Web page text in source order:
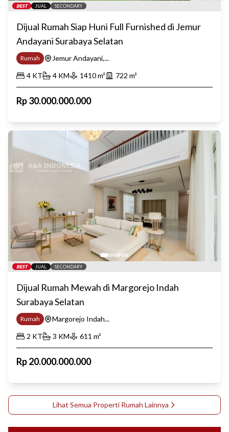
BEST JUAL SECONDARY
Dijual Rumah Siap Huni Full Furnished di Jemur
Andayani Surabaya Selatan
Rumah
Jemur Andayani,...
4 KT 4 KM 1410m² 722 m²
Rp30.000.000.000
BEST JUAL SECONDARY
Dijual Rumah Mewah di Margorejo Indah
Surabaya Selatan
Rumah
Margorejo Indah...
2 KT 3 KM 611 m²
Rp20.000.000.000
Lihat Semua Properti Rumah Lainnya